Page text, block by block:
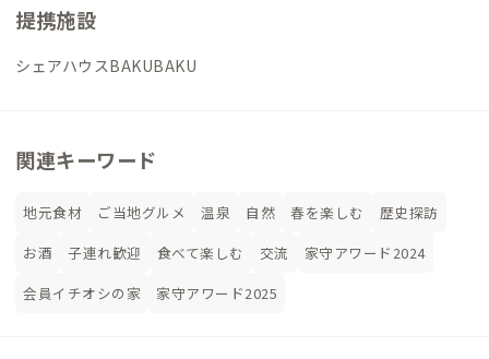
提携施設
シェアハウスBAKUBAKU
関連キーワード
地元食材 ご当地グルメ 温泉 自然 春を楽しむ
歴史探訪
お酒
子連れ歓迎 食べて楽しむ 交流
家守アワード2024
会員イチオシの家
家守アワード2025